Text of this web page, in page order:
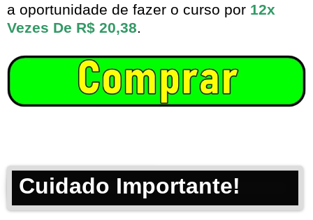
a oportunidade de fazer o curso por 12x
Vezes De R$ 20,38.
Cuidado Importante!